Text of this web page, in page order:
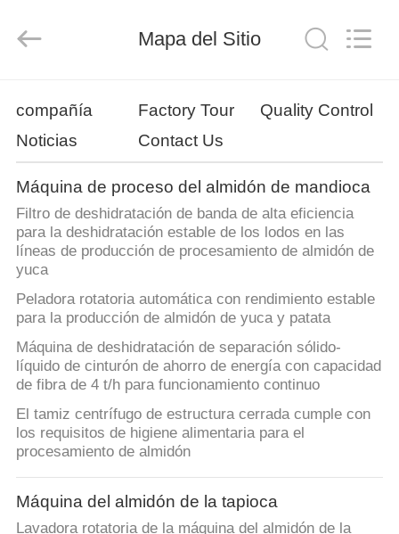
PRODUCTOS
SOBRE
LOS
E.E.U.U.
VIAJE
DE
LA
FÁBRICA
CONTROL
DE
CALIDAD
Starch
Engineering
Mapa del Sitio
compañía Factory Tour
Quality Control
Noticias
Contact Us
Máquina de proceso del almidón de mandioca
Filtro de deshidratación de banda de alta eficiencia
para la deshidratación estable de los lodos en las
líneas de producción de procesamiento de almidón de
yuca
Peladora rotatoria automática con rendimiento estable
para la producción de almidón de yuca y patata
Máquina de deshidratación de separación sólido-
líquido de cinturón de ahorro de energía con capacidad
de fibra de 4 t/h para funcionamiento continuo
El tamiz centrífugo de estructura cerrada cumple con
los requisitos de higiene alimentaria para el
procesamiento de almidón
Máquina del almidón de la tapioca
Lavadora rotatoria de la máquina del almidón de la